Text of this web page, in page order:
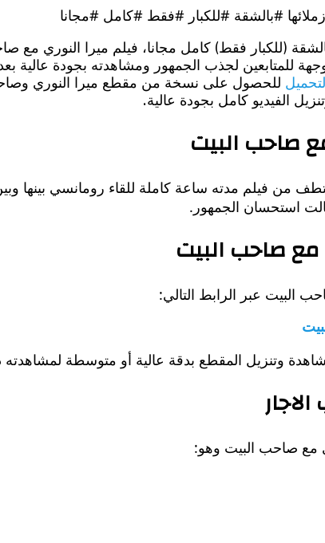
#بالشقة #للكبار #فقط #كامل #مجانا
(للكبار فقط) كامل مجانا، فيلم ميرا النوري
للمتابعين لجذب الجمهور ومشاهدته بجودة عالية
للحصول على نسخة من مقطع ميرا النوري
الفيديو كامل بجودة عالية.
صاحب البيت
من فيلم مدته ساعة كاملة للقاء رومانسي بينها
استحسان الجمهور.
صاحب البيت
البيت عبر الرابط التالي:
وتنزيل المقطع بدقة عالية أو متوسطة
مع صاحب البيت وهو: